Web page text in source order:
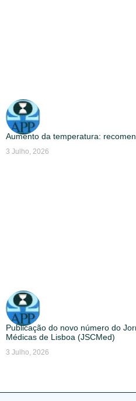
Aumento da temperatura:
3 Julho, 2026
Publicação do novo número do
Médicas de Lisboa (JSCMed)
3 Julho, 2026